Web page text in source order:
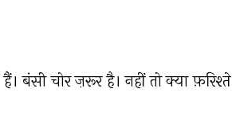
बंसी चोर ज़रूर है। नहीं तो क्या फ़रिश्ते